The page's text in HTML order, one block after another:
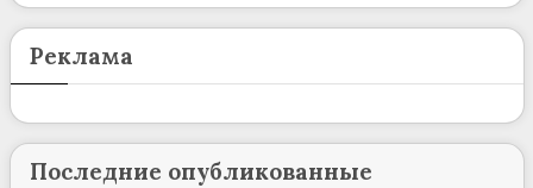
Реклама
Последние опубликованные